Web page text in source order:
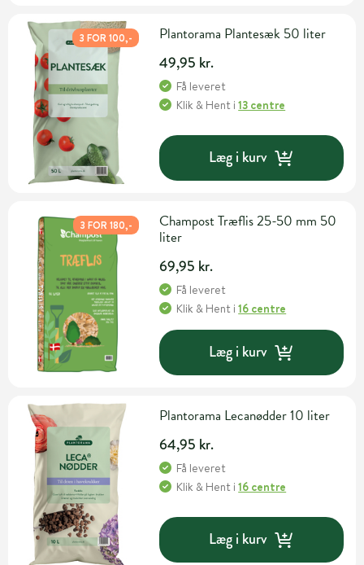
3 FOR 100,- Plantorama Plantesæk 50 liter
49,95 kr.
Få leveret
Klik & Hent i13 centre
Læg i kurv
3 FOR 180,-
Champost Træflis 25-50 mm 50
liter
69,95 kr.
Få leveret
Klik & Hent i16 centre
Læg i kurv
Plantorama Lecanødder 10 liter
64,95 kr.
Få leveret
Klik & Hent i16 centre
Læg i kurv